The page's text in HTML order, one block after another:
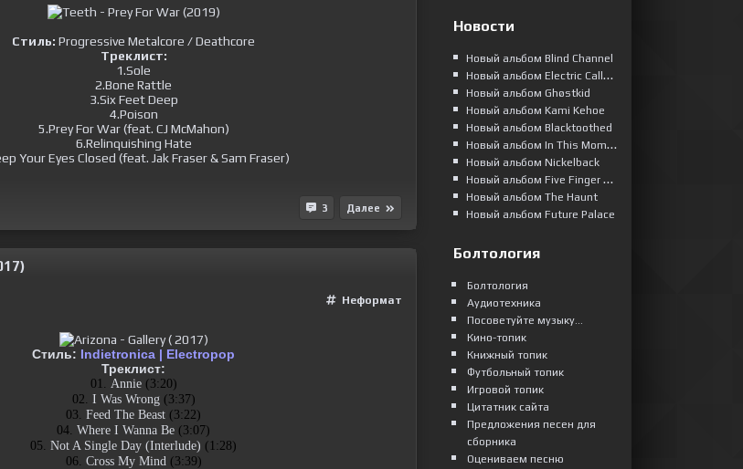
Стиль: Progressive Metalcore / Deathcore
Треклист:
1.Sole
2.Bone Rattle
3.Six Feet Deep
4.Poison
5.Prey For War (feat. CJ McMahon)
6.Relinquishing Hate
Your Eyes Closed (feat. Jak Fraser & Sam Fraser)
3 Далее
Неформат
Стиль: Indietronica | Electropop
Треклист:
01. Annie (3:20)
02. I Was Wrong (3:37)
03. Feed The Beast (3:22)
04. Where I Wanna Be (3:07)
05. Not A Single Day (Interlude) (1:28)
06. Cross My Mind (3:39)
Новости
Новый альбом Blind Channel
Новый альбом Electric Callboy
Новый альбом Ghøstkid
Новый альбом Kami Kehoe
Новый альбом Blacktoothed
Новый альбом In This Moment
Новый альбом Nickelback
Новый альбом Five Finger Death Punch
Новый альбом The Haunt
Новый альбом Future Palace
Болтология
Болтология
Аудиотехника
Посоветуйте музыку...
Кино-топик
Книжный топик
Футбольный топик
Игровой топик
Цитатник сайта
Предложения песен для
сборника
Оцениваем песню